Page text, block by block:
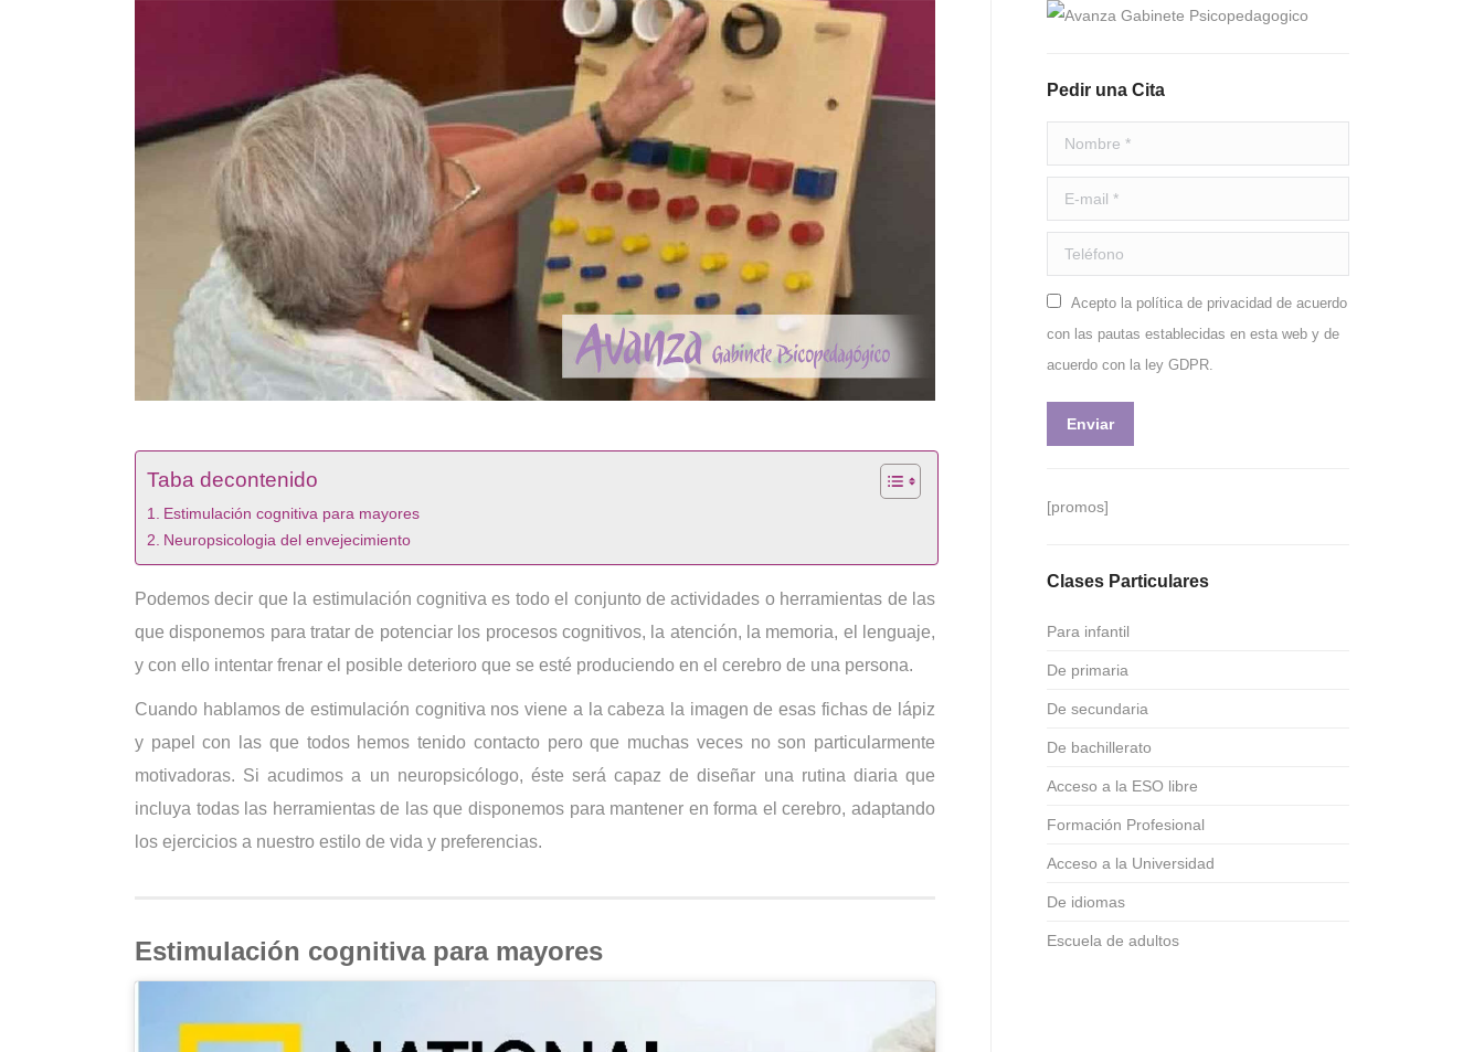
Taba decontenido
Estimulación cognitiva para mayores
Neuropsicologia del envejecimiento
Podemos decir que la estimulación cognitiva es todo el conjunto de actividades o herramientas de las
que disponemos para tratar de potenciar los procesos cognitivos, la atención, la memoria, el lenguaje,
y con ello intentar frenar el posible deterioro que se esté produciendo en el cerebro de una persona.
Cuando hablamos de estimulación cognitiva nos viene a la cabeza la imagen de esas fichas de lápiz
y papel con las que todos hemos tenido contacto pero que muchas veces no son particularmente
motivadoras. Si acudimos a un neuropsicólogo, éste será capaz de diseñar una rutina diaria que
incluya todas las herramientas de las que disponemos para mantener en forma el cerebro, adaptando
los ejercicios a nuestro estilo de vida y preferencias.
Estimulación cognitiva para mayores
Pedir una Cita
Nombre *
E-mail *
Teléfono
Acepto la política de privacidad de acuerdo
con las pautas establecidas en esta web y de
acuerdo con la ley GDPR.
Enviar
[promos]
Clases Particulares
Para infantil
De primaria
De secundaria
De bachillerato
Acceso a la ESO libre
Formación Profesional
Acceso a la Universidad
De idiomas
Escuela de adultos